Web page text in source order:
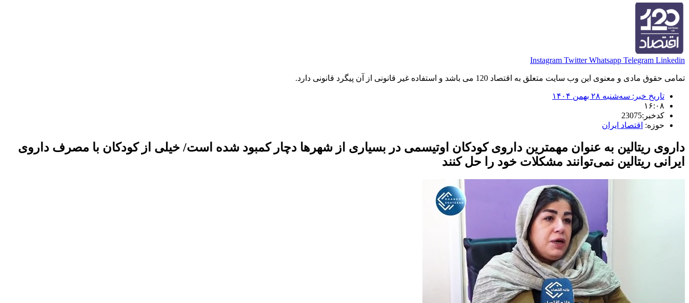
Instagram Twitter Whatsapp Telegram Linkedin
تمامی حقوق مادی و معنوی این وب سایت متعلق به اقتصاد 120 می باشد و استفاده غیر قانونی از آن پیگرد قانونی دارد.
تاریخ خبر: سه‌شنبه ۲۸ بهمن ۱۴۰۴
۱۶:۰۸
کدخبر:23075
حوزه: اقتصاد ایران
داروی ریتالین به عنوان مهمترین داروی کودکان اوتیسمی در بسیاری از شهرها دچار کمبود شده است/ خیلی از کودکان با مصرف داروی
ایرانی ریتالین نمی‌توانند مشکلات خود را حل کنند